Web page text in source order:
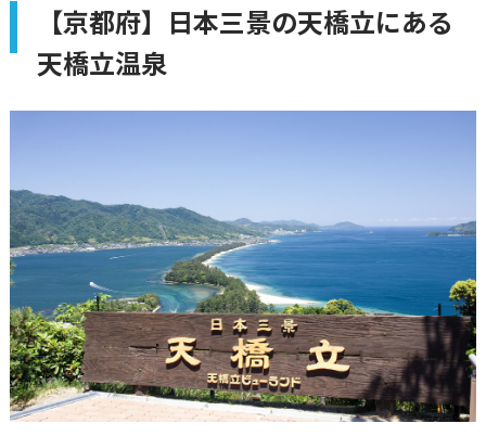
【京都府】日本三景の天橋立にある
天橋立温泉